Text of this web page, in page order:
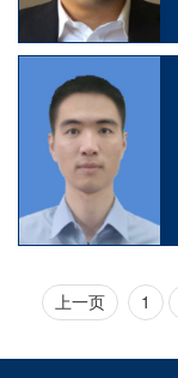
上一页 1